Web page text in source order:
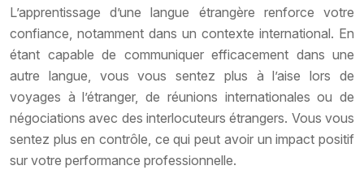
L’apprentissage d’une langue étrangère renforce votre
confiance, notamment dans un contexte international. En
étant capable de communiquer efficacement dans une
autre langue, vous vous sentez plus à l’aise lors de
voyages à l’étranger, de réunions internationales ou de
négociations avec des interlocuteurs étrangers. Vous vous
sentez plus en contrôle, ce qui peut avoir un impact positif
sur votre performance professionnelle.